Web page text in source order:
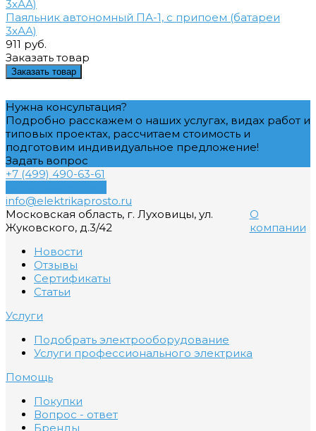
Паяльник автономный ПА-1, с припоем (батареи
3хАА)
911 руб.
Заказать товар
Заказать товар
Нужна консультация?
Подробно расскажем о наших услугах, видах работ и
типовых проектах, рассчитаем стоимость и
подготовим индивидуальное предложение!
Задать вопрос
+7 (499) 490-63-61
info@elektrikaprosto.ru
Московская область, г. Луховицы, ул.
Жуковского, д.3/42
О
компании
Новости
Отзывы
Сертификаты
Статьи
Услуги
Подобрать электрооборудование
Услуги профессионального электрика
Помощь
Покупки
Вопрос - ответ
Бренды